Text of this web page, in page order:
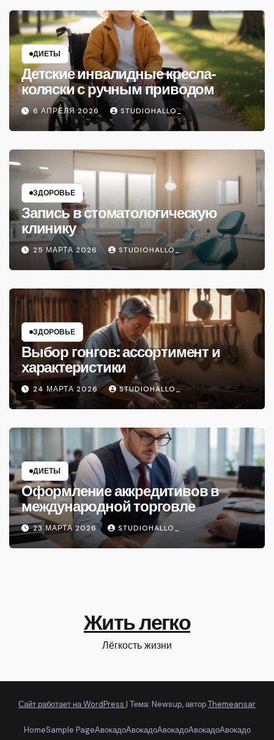
ДИЕТЫ
Детские инвалидные кресла-
коляски с ручным приводом
6 АПРЕЛЯ 2026 STUDIOHALLO_
ЗДОРОВЬЕ
Запись в стоматологическую
клинику
25 МАРТА 2026 STUDIOHALLO_
ЗДОРОВЬЕ
Выбор гонгов: ассортимент и
характеристики
24 МАРТА 2026 STUDIOHALLO_
ДИЕТЫ
Оформление аккредитивов в
международной торговле
23 МАРТА 2026 STUDIOHALLO_
Жить легко
Лёгкость жизни
Сайт работает на WordPress | Тема: Newsup, авторThemeansar
HomeSample PageАвокадоАвокадоАвокадоАвокадоАвокадо